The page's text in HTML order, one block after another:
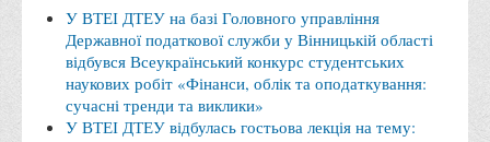
Інститут сьогодні
Місія та цілі
Про порядок надання публічної інформації
Публічна інформація
У ВТЕІ ДТЕУ на базі Головного управління
Державної податкової служби у Вінницькій області
відбувся Всеукраїнський конкурс студентських
наукових робіт «Фінанси, облік та оподаткування:
сучасні тренди та виклики»
У ВТЕІ ДТЕУ відбулась гостьова лекція на тему: